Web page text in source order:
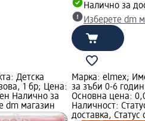
Налично за
Изберете dm
Детска
1 бр; Цена:
Налично за
dm магазин
Марка: elmex;
за зъби 0-6
Основна цена:
Наличност:
доставка,